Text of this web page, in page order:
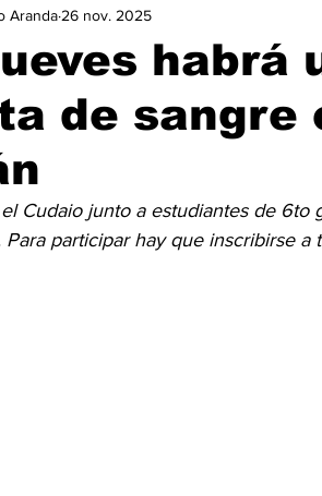
San Lorenzo Rosario
San Lorenzo Pujato
habrá
de sangre
Aranda 26 nov. 2025
Cudaio junto a estudiantes de 6to
Para participar hay que inscribirse